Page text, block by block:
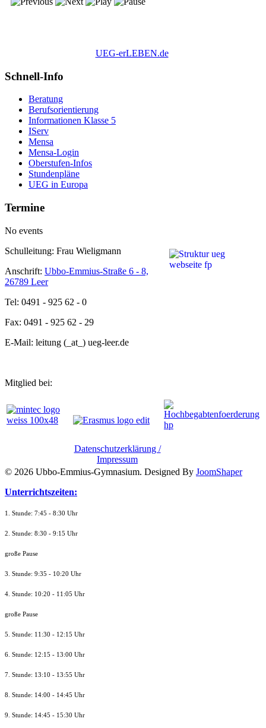
UEG-erLEBEN.de
Schnell-Info
Beratung
Berufsorientierung
Informationen Klasse 5
IServ
Mensa
Mensa-Login
Oberstufen-Infos
Stundenpläne
UEG in Europa
Termine
No events
Schulleitung: Frau Wieligmann
Anschrift: Ubbo-Emmius-Straße 6 - 8,
26789 Leer
Tel: 0491 - 925 62 - 0
Fax: 0491 - 925 62 - 29
E-Mail: leitung (_at_) ueg-leer.de
Mitglied bei:
Datenschutzerklärung /
Impressum
© 2026 Ubbo-Emmius-Gymnasium. Designed By JoomShaper
Unterrichtszeiten:
1. Stunde: 7:45 - 8:30 Uhr
2. Stunde: 8:30 - 9:15 Uhr
große Pause
3. Stunde: 9:35 - 10:20 Uhr
4. Stunde: 10:20 - 11:05 Uhr
große Pause
5. Stunde: 11:30 - 12:15 Uhr
6. Stunde: 12:15 - 13:00 Uhr
7. Stunde: 13:10 - 13:55 Uhr
8. Stunde: 14:00 - 14:45 Uhr
9. Stunde: 14:45 - 15:30 Uhr